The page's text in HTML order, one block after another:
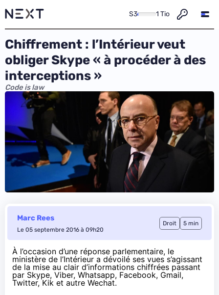
S3 1 Tio
Chiffrement : l’Intérieur veut
obliger Skype « à procéder à des
interceptions »
Code is law
Marc Rees
Le 05 septembre 2016 à 09h20
Droit 5 min
À l’occasion d’une réponse parlementaire, le
ministère de l’Intérieur a dévoilé ses vues s’agissant
de la mise au clair d’informations chiffrées passant
par Skype, Viber, Whatsapp, Facebook, Gmail,
Twitter, Kik et autre Wechat.